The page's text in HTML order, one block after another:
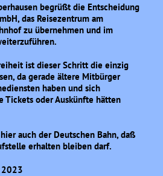
begrüßt die Entscheidung
das Reisezentrum am
zu übernehmen und im
ist dieser Schritt die einzig
da gerade ältere Mitbürger
haben und sich
Tickets oder Auskünfte hätten
auch der Deutschen Bahn, daß
erhalten bleiben darf.
2023